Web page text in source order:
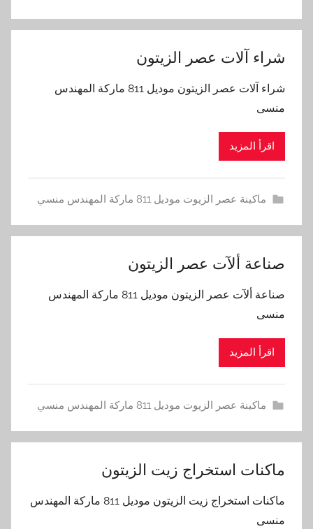
شراء آلات عصر الزيتون
شراء آلات عصر الزيتون موديل 811 ماركة المهندس
منسى
اقرأ المزيد
ماكينة عصر الزيوت موديل 811 ماركة المهندس منسي
‫صناعة ألآت عصر الزيتون‬
‫صناعة ألآت عصر الزيتون‬ موديل 811 ماركة المهندس
منسى
اقرأ المزيد
ماكينة عصر الزيوت موديل 811 ماركة المهندس منسي
ماكنات استخراج زيت الزيتون
ماكنات استخراج زيت الزيتون موديل 811 ماركة المهندس
منسى